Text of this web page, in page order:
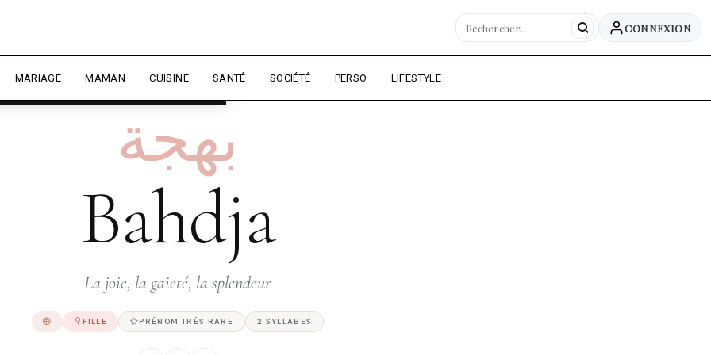
et mesurer l'audience. CONNEXION
MARIAGE MAMAN CUISINE SANTÉ SOCIÉTÉ PERSO LIFESTYLE
بهجة
Bahdja
La joie, la gaieté, la splendeur
FILLE PRÉNOM TRÈS RARE 2 SYLLABES